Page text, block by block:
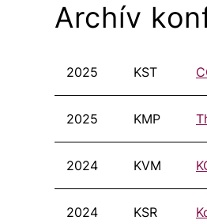
Archív
2025 KST
2025 KMP
2024 KVM
2024 KSR